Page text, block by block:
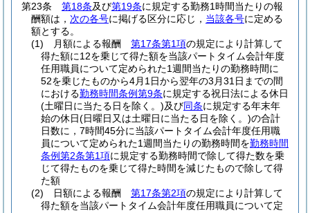
第23条
第18条及び第19条に規定する勤務1時間当たりの報
酬額は， 次の各号に掲げる区分に応じ， 当該各号に定める
額とする。
(1)
月額による報酬 第17条第1項の規定により計算して
得た額に12を乗じて得た額を当該パートタイム会計年度
任用職員について定められた1週間当たりの勤務時間に
52を乗じたものから4月1日から翌年の3月31日までの間
における勤務時間条例第9条に規定する祝日法による休日
(土曜日に当たる日を除く。)及び同条に規定する年末年
始の休日(日曜日又は土曜日に当たる日を除く。)の合計
日数に，7時間45分に当該パートタイム会計年度任用職
員について定められた1週間当たりの勤務時間を勤務時間
条例第2条第1項に規定する勤務時間で除して得た数を乗
じて得たものを乗じて得た時間を減じたもので除して得
た額
(2)
日額による報酬 第17条第2項の規定により計算して
得た額を当該パートタイム会計年度任用職員について定